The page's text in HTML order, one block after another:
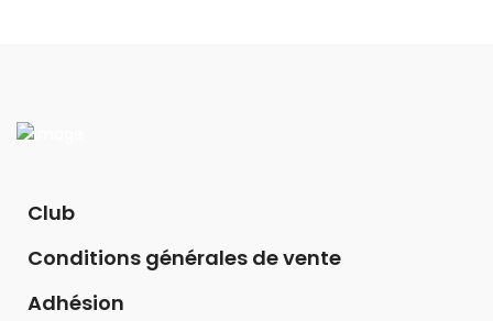
Club
Conditions générales de vente
Adhésion